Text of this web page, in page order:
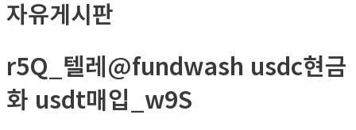
자유게시판
r5Q_텔레@fundwash usdc현금
화 usdt매입_w9S